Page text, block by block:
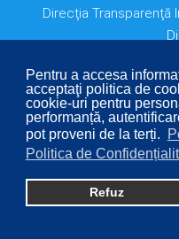
Pentru a accesa
acceptaţi politica de
cookie-uri pentru
performanță,
pot proveni de la terți.
Politica de
Refuz
Direcţia Transparenţă